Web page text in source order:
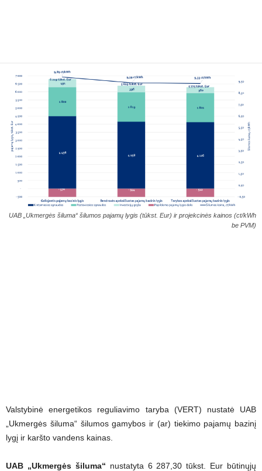
UAB „Ukmergės šiluma“ šilumos pajamų lygis (tūkst. Eur) ir projekcinės kainos (ct/kWh
be PVM)
Valstybinė energetikos reguliavimo taryba (VERT) nustatė UAB
„Ukmergės šiluma“ šilumos gamybos ir (ar) tiekimo pajamų bazinį
lygį ir karšto vandens kainas.
UAB „Ukmergės šiluma“ nustatyta 6 287,30 tūkst. Eur būtinųjų